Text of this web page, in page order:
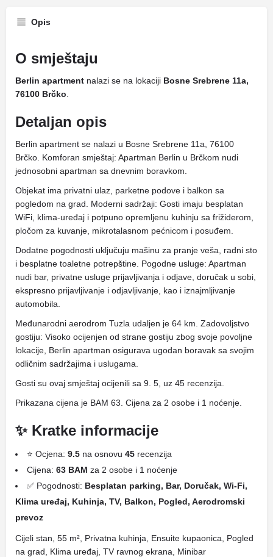
Opis
O smještaju
Berlin apartment nalazi se na lokaciji Bosne Srebrene 11a,
76100 Brčko
Detaljan opis
Berlin apartment se nalazi u Bosne Srebrene 11a, 76100
Brčko. Komforan smještaj: Apartman Berlin u Brčkom nudi
jednosobni apartman sa dnevnim boravkom.
Objekat ima privatni ulaz, parketne podove i balkon sa
pogledom na grad. Moderni sadržaji: Gosti imaju besplatan
WiFi, klima-uređaj i potpuno opremljenu kuhinju sa frižiderom,
pločom za kuvanje, mikrotalasnom pećnicom i posuđem.
Dodatne pogodnosti uključuju mašinu za pranje veša, radni sto
i besplatne toaletne potrepštine. Pogodne usluge: Apartman
nudi bar, privatne usluge prijavljivanja i odjave, doručak u sobi,
ekspresno prijavljivanje i odjavljivanje, kao i iznajmljivanje
automobila.
Međunarodni aerodrom Tuzla udaljen je 64 km. Zadovoljstvo
gostiju: Visoko ocijenjen od strane gostiju zbog svoje povoljne
lokacije, Berlin apartman osigurava ugodan boravak sa svojim
odličnim sadržajima i uslugama.
Gosti su ovaj smještaj ocijenili sa 9. 5, uz 45 recenzija.
Prikazana cijena je BAM 63. Cijena za 2 osobe i 1 noćenje.
✨ Kratke informacije
⭐ Ocjena: 9.5 na osnovu 45 recenzija
Cijena: 63 BAM za 2 osobe i 1 noćenje
✅ Pogodnosti: Besplatan parking, Bar, Doručak, Wi-Fi,
Klima uređaj, Kuhinja, TV, Balkon, Pogled, Aerodromski
prevoz
Cijeli stan, 55 m², Privatna kuhinja, Ensuite kupaonica, Pogled
na grad, Klima uređaj, TV ravnog ekrana, Minibar